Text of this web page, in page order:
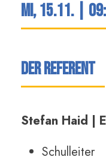
Mi, 15.11. |
Der Referent
Stefan Haid |
Schulleiter